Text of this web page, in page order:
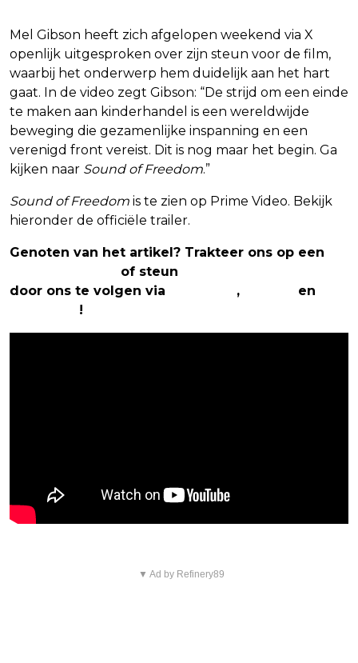
Mel Gibson heeft zich afgelopen weekend via X
openlijk uitgesproken over zijn steun voor de film,
waarbij het onderwerp hem duidelijk aan het hart
gaat. In de video zegt Gibson: “De strijd om een einde
te maken aan kinderhandel is een wereldwijde
beweging die gezamenlijke inspanning en een
verenigd front vereist. Dit is nog maar het begin. Ga
kijken naar Sound of Freedom.”
Sound of Freedom is te zien op Prime Video. Bekijk
hieronder de officiële trailer.
Genoten van het artikel? Trakteer ons op een
of steun
door ons te volgen via
,
en
!
▼ Ad by Refinery89